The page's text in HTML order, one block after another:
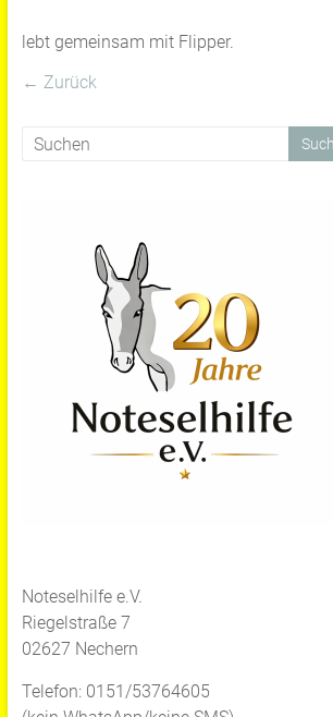
lebt gemeinsam mit Flipper.
← Zurück
Noteselhilfe e.V.
Riegelstraße 7
02627 Nechern
Telefon: 0151/53764605